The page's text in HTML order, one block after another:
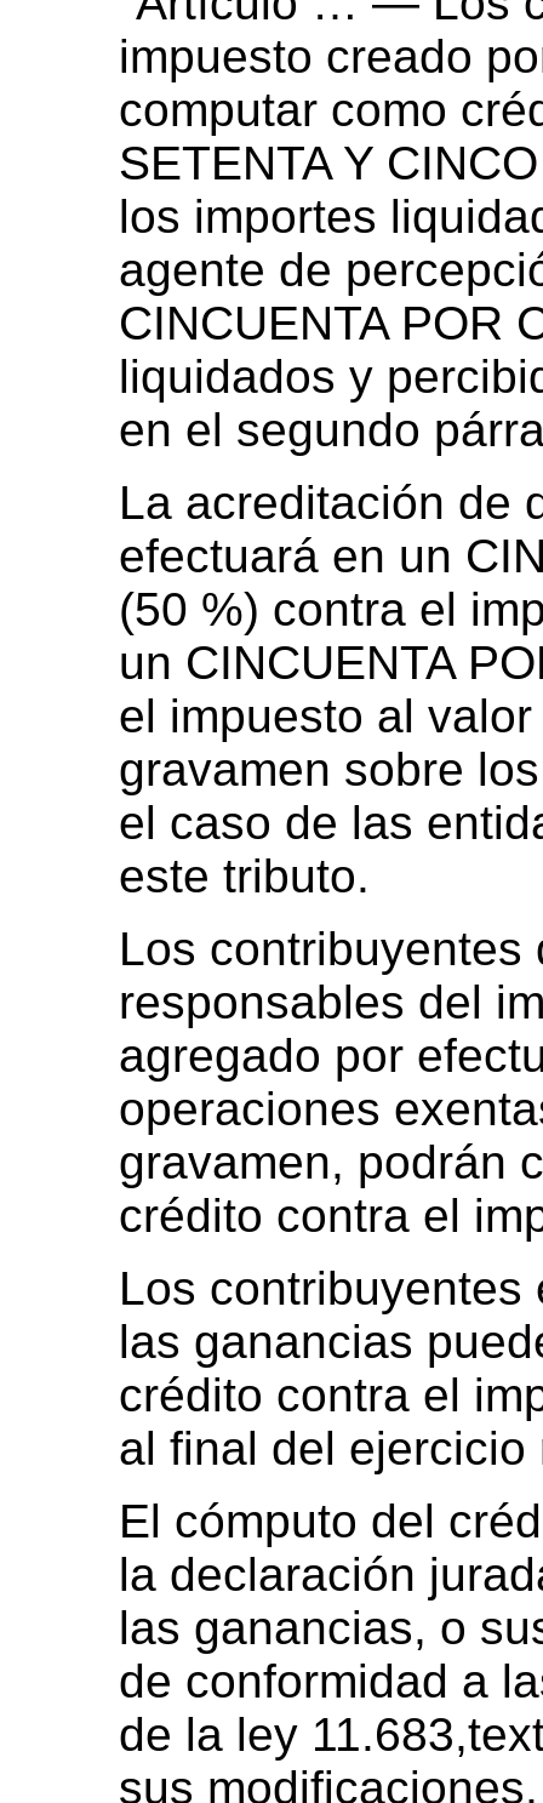
impuesto creado
computar como
SETENTA Y
los importes
agente de
CINCUENTA POR
liquidados y
en el segundo
La acreditación de
efectuará en un
(50 %) contra el
un CINCUENTA
el impuesto al
gravamen sobre
el caso de las
este tributo.
Los contribuyentes
responsables del
agregado por
operaciones
gravamen, podrán
crédito contra el
Los
las ganancias
crédito contra el
al final del ejercicio
El cómputo del
la declaración
las ganancias, o
de conformidad a
de la ley
sus